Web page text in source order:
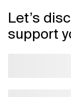
Let’s
support